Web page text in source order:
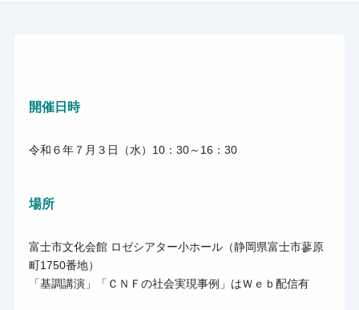
開催日時
令和６年７月３日（水）10：30～16：30
場所
富士市文化会館 ロゼシアター小ホール（静岡県富士市蓼原
町1750番地）
「基調講演」「ＣＮＦの社会実現事例」はＷｅｂ配信有